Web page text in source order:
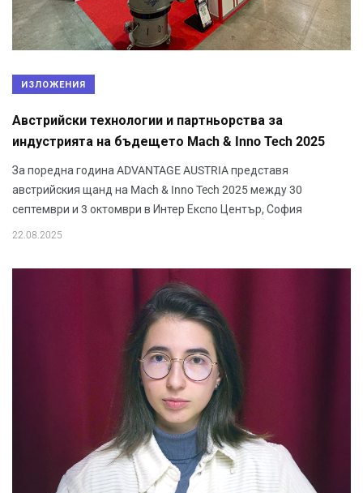
ИЗЛОЖЕНИЯ
Австрийски технологии и партньорства за
индустрията на бъдещето Mach & Inno Tech 2025
За поредна година ADVANTAGE AUSTRIA представя
австрийския щанд на Mach & Inno Tech 2025 между 30
септември и 3 октомври в Интер Експо Център, София
22.08.2025